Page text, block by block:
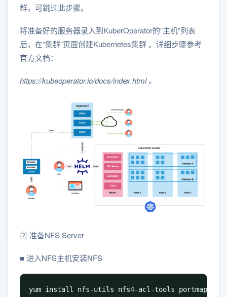
群，可跳过此步骤。
将准备好的服务器录入到KuberOperator的“主机”列表
后，在“集群”页面创建Kubernetes集群 。详细步骤参考
官方文档：
https://kubeoperator.io/docs/index.html 。
② 准备NFS Server
■ 进入NFS主机安装NFS
yum install nfs-utils nfs4-acl-tools portmap